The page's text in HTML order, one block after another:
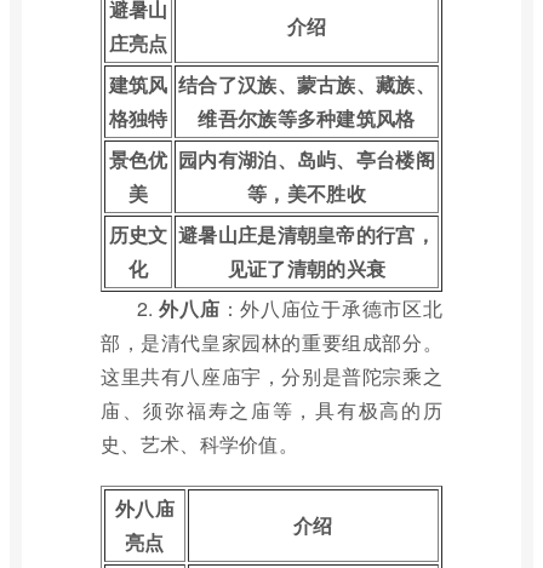
避暑山
庄亮点
介绍
建筑风
格独特
结合了汉族、蒙古族、藏族、
维吾尔族等多种建筑风格
景色优
美
园内有湖泊、岛屿、亭台楼阁
等，美不胜收
历史文
化
避暑山庄是清朝皇帝的行宫，
见证了清朝的兴衰
2.外八庙 ：外八庙位于承德市区北
部，是清代皇家园林的重要组成部分。
这里共有八座庙宇，分别是普陀宗乘之
庙、须弥福寿之庙等，具有极高的历
史、艺术、科学价值。
外八庙
亮点
介绍